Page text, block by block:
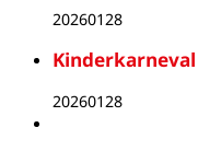
20260128
20260128